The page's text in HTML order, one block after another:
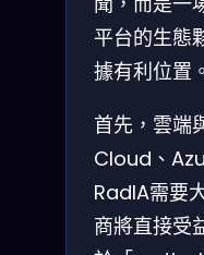
平台的生態
據有利位置。
首先，雲端
Cloud、
RadIA需要
商將直接受